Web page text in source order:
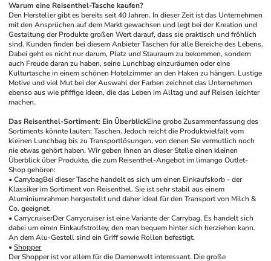
Warum eine Reisenthel-Tasche kaufen?
Den Hersteller gibt es bereits seit 40 Jahren. In dieser Zeit ist das Unternehmen
mit den Ansprüchen auf dem Markt gewachsen und legt bei der Kreation und
Gestaltung der Produkte großen Wert darauf, dass sie praktisch und fröhlich
sind. Kunden finden bei diesem Anbieter Taschen für alle Bereiche des Lebens.
Dabei geht es nicht nur darum, Platz und Stauraum zu bekommen, sondern
auch Freude daran zu haben, seine Lunchbag einzuräumen oder eine
Kulturtasche in einem schönen Hotelzimmer an den Haken zu hängen. Lustige
Motive und viel Mut bei der Auswahl der Farben zeichnet das Unternehmen
ebenso aus wie pfiffige Ideen, die das Leben im Alltag und auf Reisen leichter
machen.
Das Reisenthel-Sortiment: Ein ÜberblickEine grobe Zusammenfassung des
Sortiments könnte lauten: Taschen. Jedoch reicht die Produktvielfalt vom
kleinen Lunchbag bis zu Transportlösungen, von denen Sie vermutlich noch
nie etwas gehört haben. Wir geben Ihnen an dieser Stelle einen kleinen
Überblick über Produkte, die zum Reisenthel-Angebot im limango Outlet-
Shop gehören:
• CarrybagBei dieser Tasche handelt es sich um einen Einkaufskorb - der
Klassiker im Sortiment von Reisenthel. Sie ist sehr stabil aus einem
Aluminiumrahmen hergestellt und daher ideal für den Transport von Milch &
Co. geeignet.
• CarrycruiserDer Carrycruiser ist eine Variante der Carrybag. Es handelt sich
dabei um einen Einkaufstrolley, den man bequem hinter sich herziehen kann.
An dem Alu-Gestell sind ein Griff sowie Rollen befestigt.
• Shopper